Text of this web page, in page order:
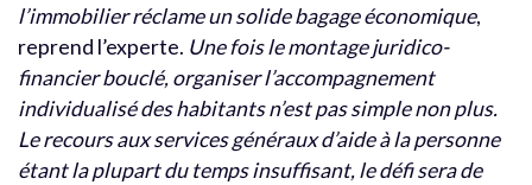
l’immobilier réclame un solide bagage économique,
reprend l’experte. Une fois le montage juridico-
financier bouclé, organiser l’accompagnement
individualisé des habitants n’est pas simple non plus.
Le recours aux services généraux d’aide à la personne
étant la plupart du temps insuffisant, le défi sera de